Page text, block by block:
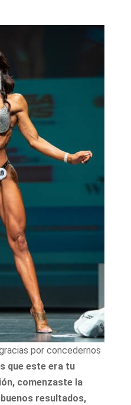
por concedernos
que este era tu
comenzaste la
resultados,